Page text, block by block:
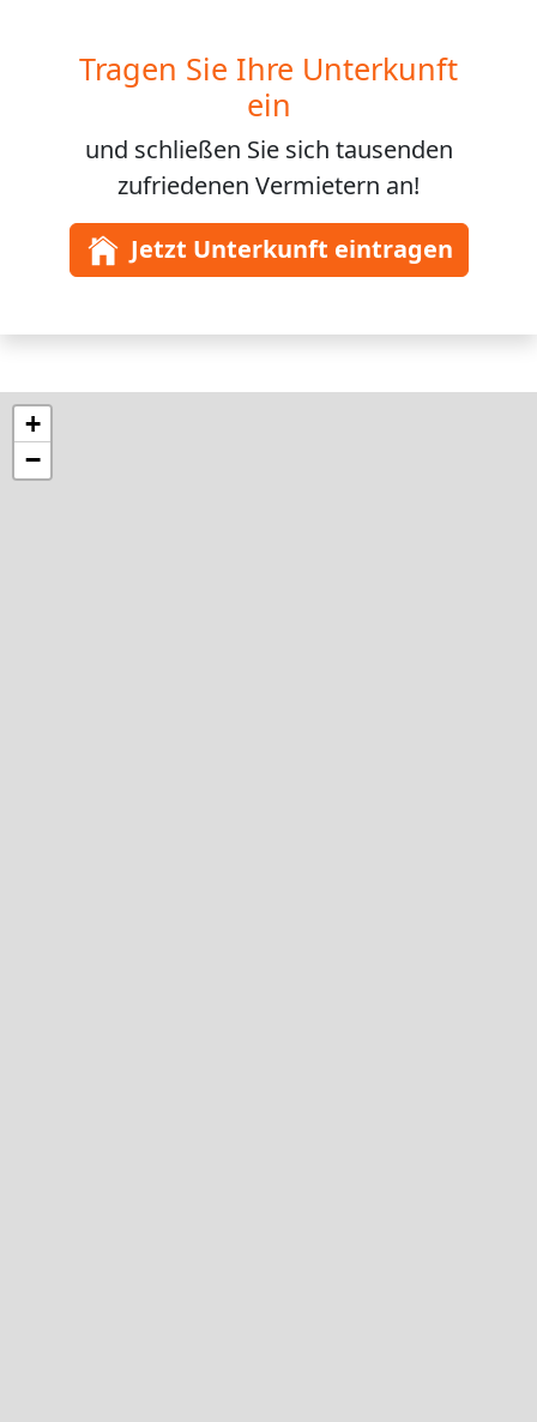
Tragen Sie Ihre Unterkunft
ein
und schließen Sie sich tausenden
zufriedenen Vermietern an!
Jetzt Unterkunft eintragen
+
−